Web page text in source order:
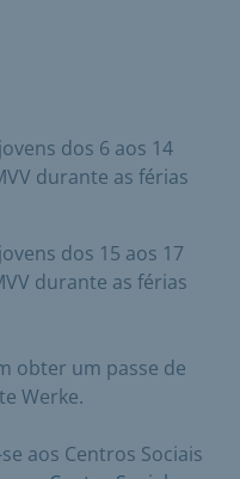
dos 6 aos 14
durante as férias
dos 15 aos 17
durante as férias
obter um passe de
Werke.
aos Centros Sociais